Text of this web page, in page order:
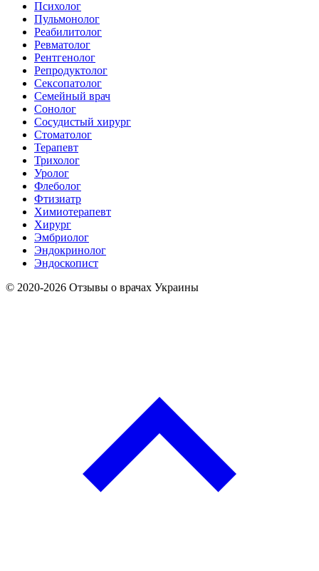
Психолог
Пульмонолог
Реабилитолог
Ревматолог
Рентгенолог
Репродуктолог
Сексопатолог
Семейный врач
Сонолог
Сосудистый хирург
Стоматолог
Терапевт
Трихолог
Уролог
Флеболог
Фтизиатр
Химиотерапевт
Хирург
Эмбриолог
Эндокринолог
Эндоскопист
© 2020-2026 Отзывы о врачах Украины